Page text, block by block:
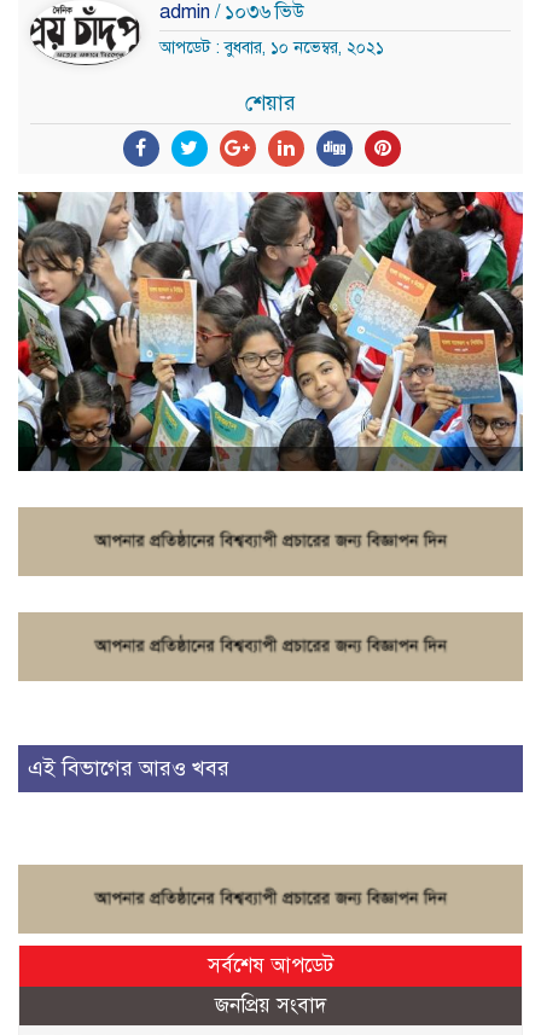
admin / ১০৩৬ ভিউ
আপডেট : বুধবার, ১০ নভেম্বর, ২০২১
শেয়ার
এই বিভাগের আরও খবর
সর্বশেষ আপডেট
জনপ্রিয় সংবাদ